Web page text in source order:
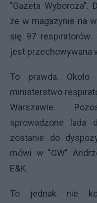
"Gazeta Wyborcza".
że w magazynie na
się 97 respiratorów.
jest przechowywana
To prawda.
ministerstwo
Warszawie.
sprowadzone lada
zostanie do
mówi w "GW"
E&K.
To jednak nie